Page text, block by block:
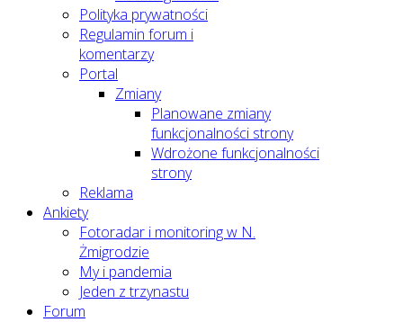
Polityka prywatności
Regulamin forum i
komentarzy
Portal
Zmiany
Planowane zmiany
funkcjonalności strony
Wdrożone funkcjonalności
strony
Reklama
Ankiety
Fotoradar i monitoring w N.
Żmigrodzie
My i pandemia
Jeden z trzynastu
Forum